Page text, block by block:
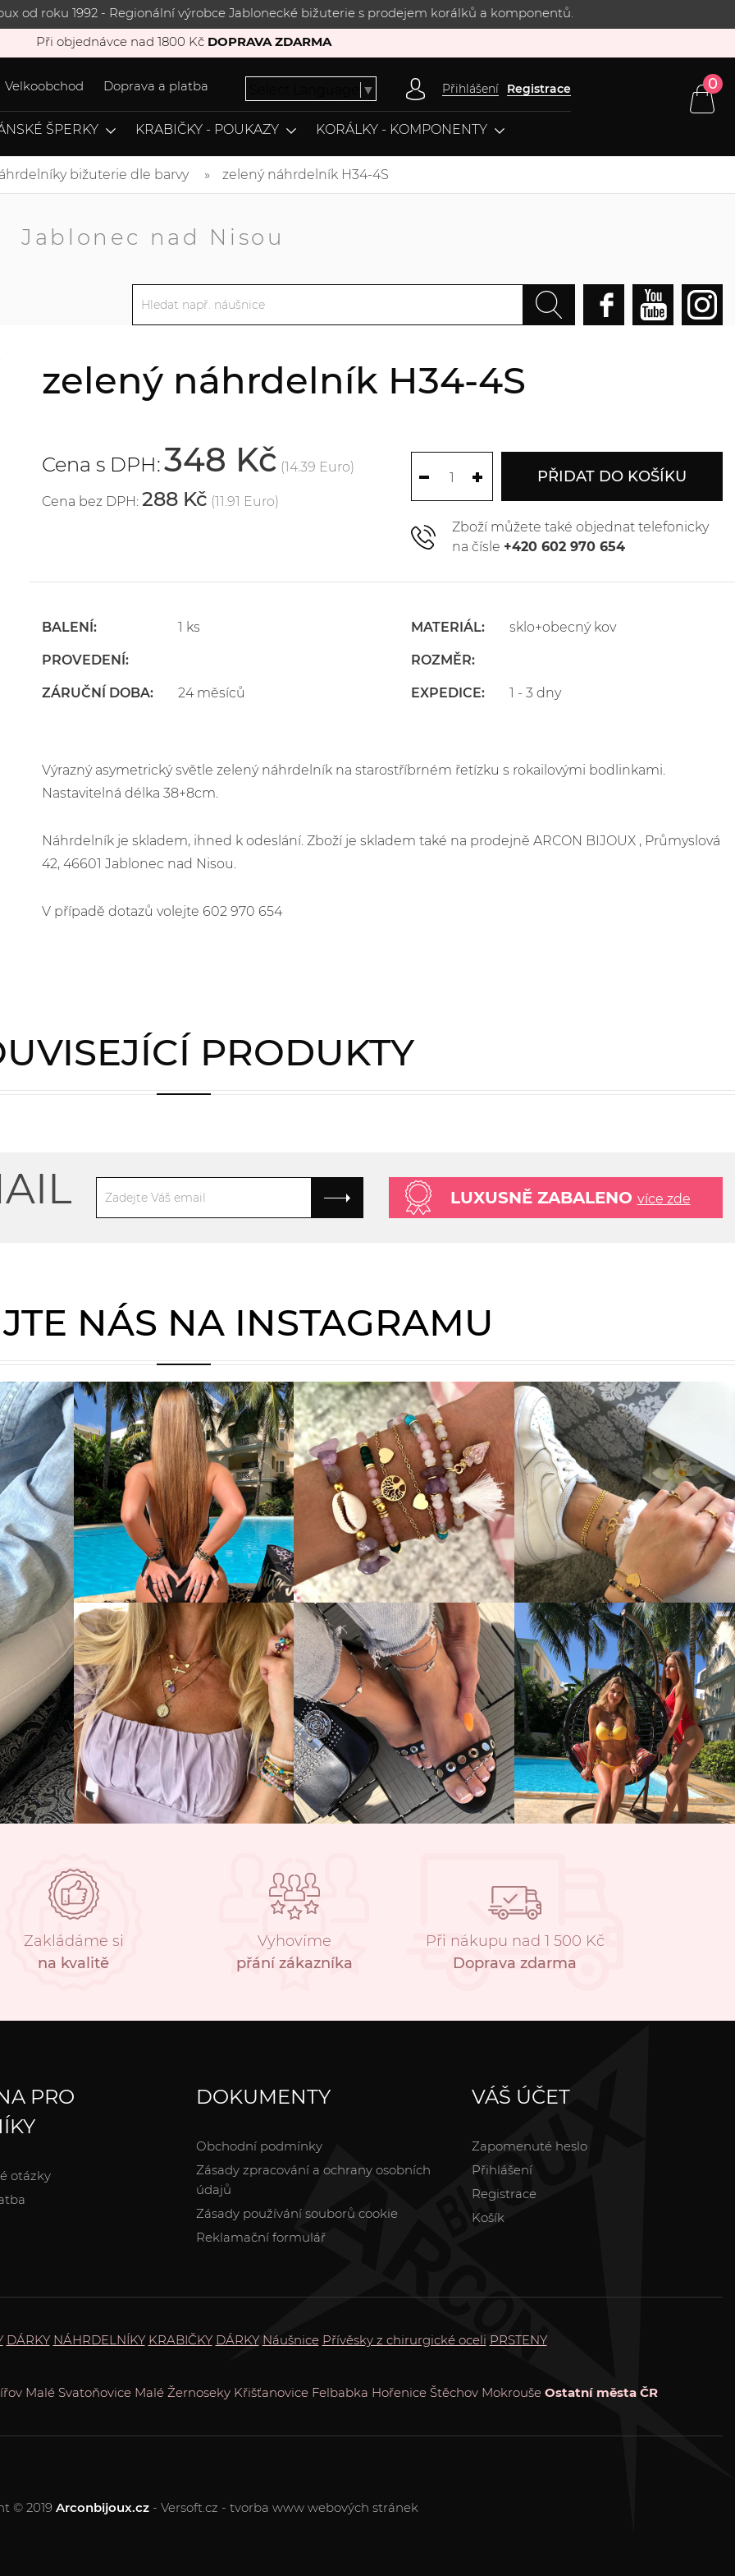
od roku 1992 - Regionální výrobce Jablonecké bižuterie s prodejem korálků a komponentů.
Při objednávce nad 1800 Kč DOPRAVA ZDARMA
Velkoobchod Doprava a platba ▼ Přihlášení Registrace 0
ŠPERKY KRABIČKY - POUKAZY KORÁLKY - KOMPONENTY
bižuterie dle barvy zelený náhrdelník H34-4S
Jablonec nad Nisou
zelený náhrdelník H34-4S
Cena s DPH:348 Kč (14.39 Euro)
Cena bez DPH: 288 Kč (11.91 Euro)
PŘIDAT DO KOŠÍKU
Zboží můžete také objednat telefonicky
na čísle +420 602 970 654
BALENÍ: 1 ks
PROVEDENÍ:
ZÁRUČNÍ DOBA: 24 měsíců
MATERIÁL: sklo+obecný kov
ROZMĚR:
EXPEDICE: 1 - 3 dny
Výrazný asymetrický světle zelený náhrdelník na starostříbrném řetízku s rokailovými bodlinkami.
Nastavitelná délka 38+8cm.
Náhrdelník je skladem, ihned k odeslání. Zboží je skladem také na prodejně ARCON BIJOUX , Průmyslová
42, 46601 Jablonec nad Nisou.
V případě dotazů volejte 602 970 654
PRODUKTY
LUXUSNĚ ZABALENO více zde
NÁS NA INSTAGRAMU
Zakládáme si
na kvalitě
Vyhovíme
přání zákazníka
Při nákupu nad 1 500 Kč
Doprava zdarma
PRO
otázky
DOKUMENTY
Obchodní podmínky
Zásady zpracování a ochrany osobních
údajů
Zásady používání souborů cookie
Reklamační formulář
VÁŠ ÚČET
Zapomenuté heslo
Přihlášení
Registrace
Košík
DÁRKY NÁHRDELNÍKY KRABIČKY DÁRKY Náušnice Přívěsky z chirurgické oceli PRSTENY
Malé Svatoňovice Malé Žernoseky Křišťanovice Felbabka Hořenice Štěchov Mokrouše Ostatní města ČR
© 2019 Arconbijoux.cz - Versoft.cz - tvorba www webových stránek